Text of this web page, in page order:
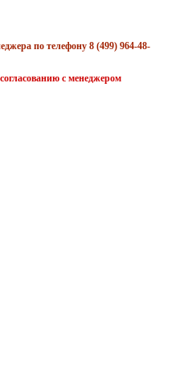
по телефону 8 (499) 964-48-
с менеджером